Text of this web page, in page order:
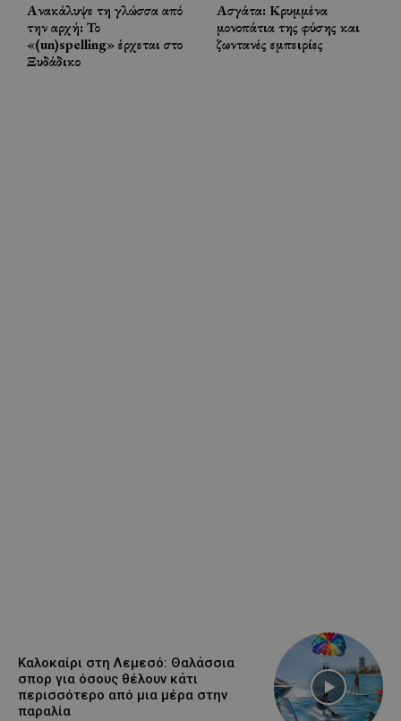
Ανακάλυψε τη γλώσσα από
την αρχή: Το
«(un)spelling» έρχεται στο
Ξυδάδικο
Ασγάτα: Κρυμμένα
μονοπάτια της φύσης και
ζωντανές εμπειρίες
Καλοκαίρι στη Λεμεσό: Θαλάσσια
σπορ για όσους θέλουν κάτι
περισσότερο από μια μέρα στην
παραλία